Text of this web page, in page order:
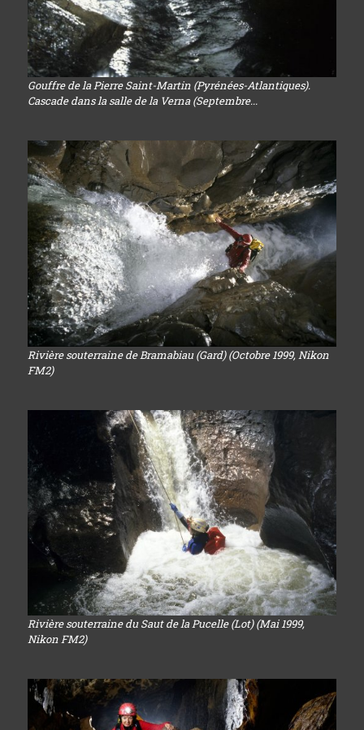
Gouffre de la Pierre Saint-Martin (Pyrénées-Atlantiques).
Cascade dans la salle de la Verna (Septembre...
Rivière souterraine de Bramabiau (Gard) (Octobre 1999, Nikon
FM2)
Rivière souterraine du Saut de la Pucelle (Lot) (Mai 1999,
Nikon FM2)